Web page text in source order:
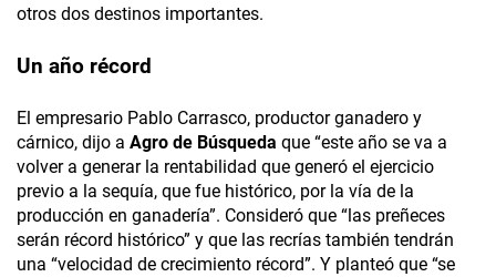
otros dos destinos importantes.
Un año récord
El empresario Pablo Carrasco, productor ganadero y
cárnico, dijo a Agro de Búsqueda que “este año se va a
volver a generar la rentabilidad que generó el ejercicio
previo a la sequía, que fue histórico, por la vía de la
producción en ganadería”. Consideró que “las preñeces
serán récord histórico” y que las recrías también tendrán
una “velocidad de crecimiento récord”. Y planteó que “se